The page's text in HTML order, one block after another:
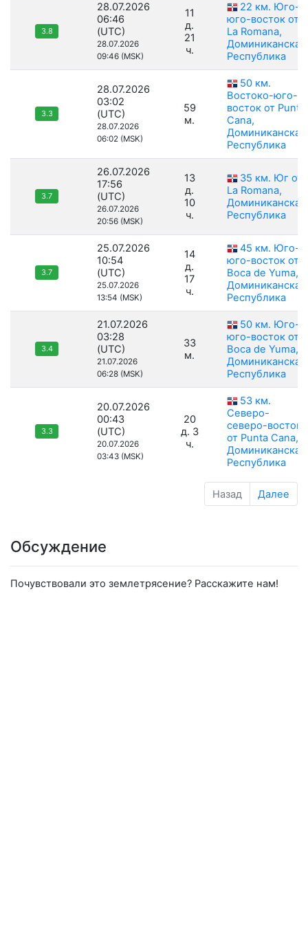
3.8
28.07.2026
06:46
(UTC)
28.07.2026
09:46 (MSK)
11
д.
21
ч.
22 км. Юго-
юго-восток от
La Romana,
Доминиканская
Республика
3.3
28.07.2026
03:02
(UTC)
28.07.2026
06:02 (MSK)
59
м.
50 км.
Востоко-юго-
восток от Punta
Cana,
Доминиканская
Республика
3.7
26.07.2026
17:56
(UTC)
26.07.2026
20:56 (MSK)
13
д.
10
ч.
35 км. Юг от
La Romana,
Доминиканская
Республика
3.7
25.07.2026
10:54
(UTC)
25.07.2026
13:54 (MSK)
14
д.
17
ч.
45 км. Юго-
юго-восток от
Boca de Yuma,
Доминиканская
Республика
3.4
21.07.2026
03:28
(UTC)
21.07.2026
06:28 (MSK)
33
м.
50 км. Юго-
юго-восток от
Boca de Yuma,
Доминиканская
Республика
3.3
20.07.2026
00:43
(UTC)
20.07.2026
03:43 (MSK)
20
д. 3
ч.
53 км.
Северо-
северо-восток
от Punta Cana,
Доминиканская
Республика
Назад Далее
Обсуждение
Почувствовали это землетрясение? Расскажите нам!